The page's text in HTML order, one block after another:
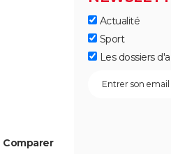
Comparer
Actualité
Sport
Les dossiers